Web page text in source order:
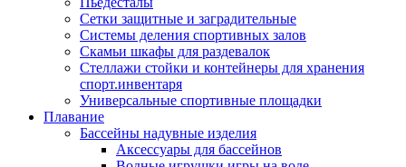
Сетки защитные и заградительные
Системы деления спортивных залов
Скамьи шкафы для раздевалок
Стеллажи стойки и контейнеры для хранения
спорт.инвентаря
Универсальные спортивные площадки
Плавание
Бассейны надувные изделия
Аксессуары для бассейнов